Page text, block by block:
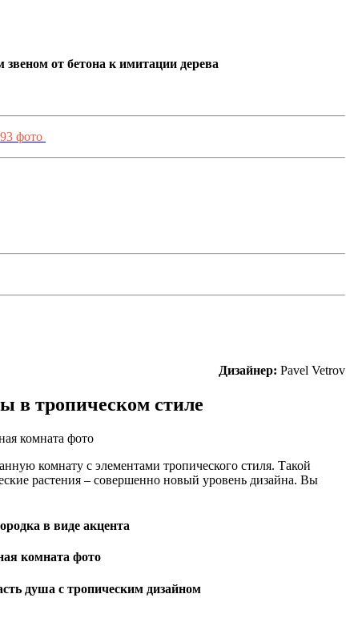
от бетона к имитации дерева
фото
Дизайнер: Pavel Vetrov
в тропическом стиле
комнату с элементами тропического стиля. Такой
растения – совершенно новый уровень дизайна. Вы
в виде акцента
душа с тропическим дизайном